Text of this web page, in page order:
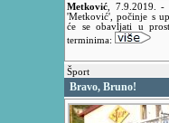
Metković 7.9.2019. -
'Metković', počinje s
će se obavljati u
terminima:
Šport
Bravo, Bruno!